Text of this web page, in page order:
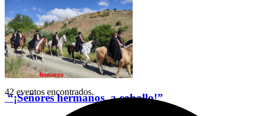
“¡Señores hermanos, a caballo!”
42 eventos encontrados.